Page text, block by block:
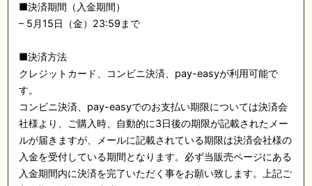
■決済期間（入金期間）
– 5月15日（金）23:59まで
■決済方法
クレジットカード、コンビニ決済、pay-easyが利用可能で
す。
コンビニ決済、pay-easyでのお支払い期限については決済会
社様より、ご購入時、自動的に3日後の期限が記載されたメー
ルが届きますが、メールに記載されている期限は決済会社様の
入金を受付している期間となります。必ず当販売ページにある
入金期間内に決済を完了いただく事をお願い致します。上記ご